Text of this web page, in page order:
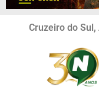
Cruzeiro do